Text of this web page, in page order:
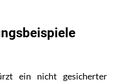
ein nicht gesicherter